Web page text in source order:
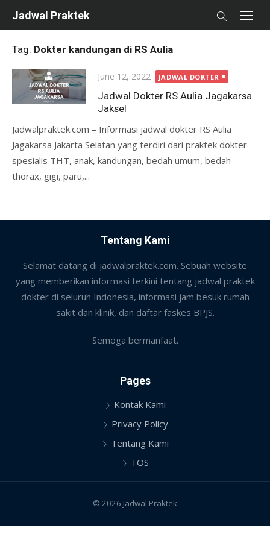
Jadwal Praktek
Tag: Dokter kandungan di RS Aulia
Posted
on
June 12, 2022 JADWAL DOKTER
Jadwal Dokter RS Aulia Jagakarsa
Jaksel
Jadwalpraktek.com – Informasi jadwal dokter RS Aulia
Jagakarsa Jakarta Selatan yang terdiri dari praktek dokter
spesialis THT, anak, kandungan, bedah umum, bedah
thorax, gigi, paru,...
Tentang Kami
Selamat datang di jadwalpraktek.com. Sebuah website
yang memberikan informasi terkini tentang jadwal praktek
dokter di seluruh Indonesia, informasi jam besuk rumah
sakit dan klinik, dan daftar faskes BPJS.
Semoga bermanfaat.
Pages
Kontak Kami
Privacy Policy
Tentang Kami
TOS
© 2026 Jadwal Praktek